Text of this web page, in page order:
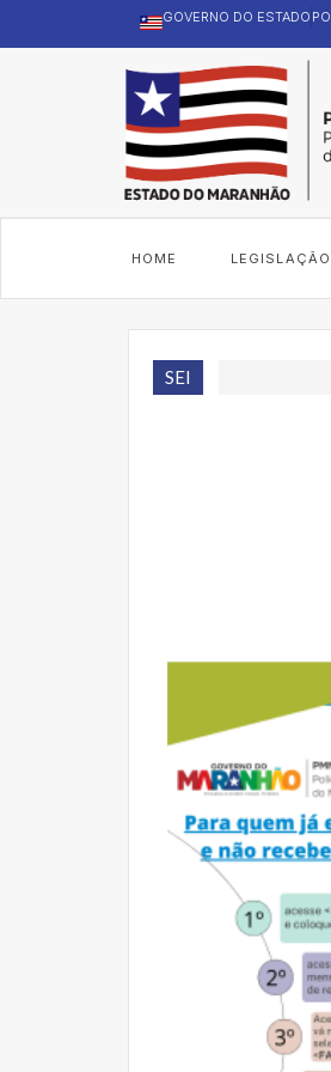
GOVERNO DO ESTADO
HOME LEGISLAÇÃO
SEI